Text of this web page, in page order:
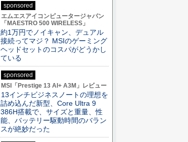
sponsored
エムエスアイコンピュータージャパン
「MAESTRO 500 WIRELESS」
約1万円でノイキャン、デュアル
接続ってマジ？ MSIのゲーミング
ヘッドセットのコスパがどうかし
ている
sponsored
MSI「Prestige 13 AI+ A3M」レビュー
13インチビジネスノートの理想を
詰め込んだ新型、Core Ultra 9
386H搭載で、サイズと重量、性
能、バッテリー駆動時間のバラン
スが絶妙だった